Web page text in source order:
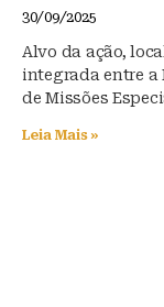
30/09/2025
Alvo da ação,
integrada entre a
de Missões
Leia Mais »